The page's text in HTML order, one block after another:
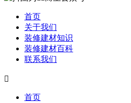
首页
关于我们
装修建材知识
装修建材百科
联系我们

首页